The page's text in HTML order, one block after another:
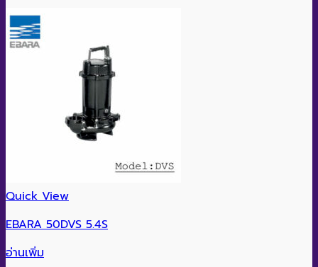
Quick View
EBARA 50DVS 5.4S
อ่านเพิ่ม